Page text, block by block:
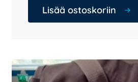
Lisää ostoskoriin